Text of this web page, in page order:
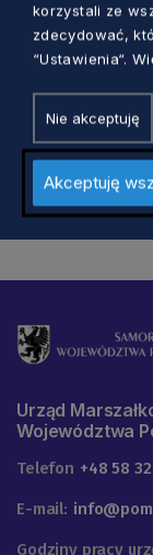
Apel na
krwi. Jakie
Urząd
Województwa
Telefon +48 58
E-mail:
Godziny pracy
korzystali ze
zdecydować,
“Ustawienia“.
Nie akceptuję
Akceptuję